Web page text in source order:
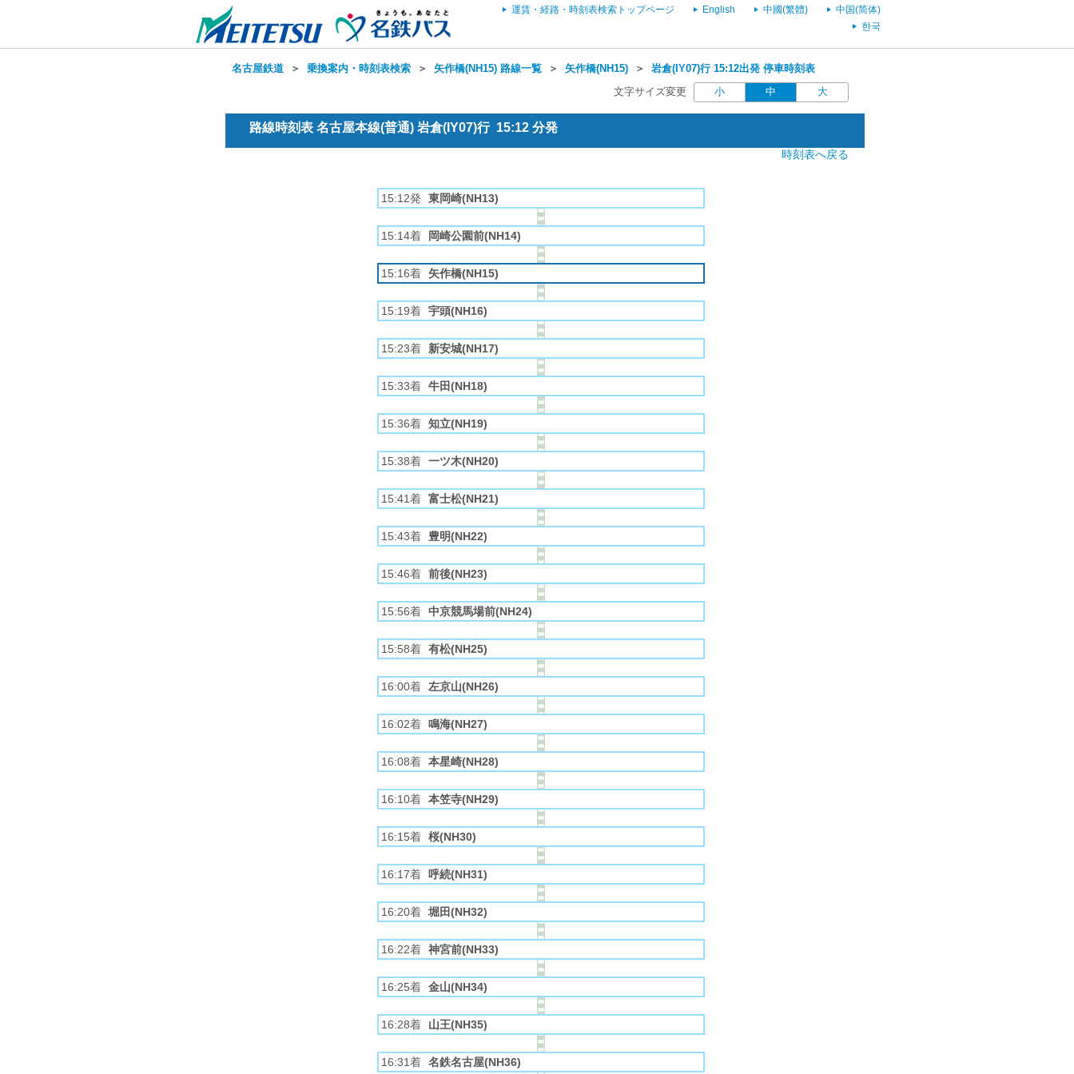
運賃・経路・時刻表検索トップページ English 中國(繁體)
中国(简体)
한국
名古屋鉄道 ＞ 乗換案内・時刻表検索 ＞ 矢作橋(NH15) 路線一覧 ＞ 矢作橋(NH15) ＞ 岩倉(IY07)行 15:12出発 停車時刻表
文字サイズ変更 小 中 大
路線時刻表 名古屋本線(普通) 岩倉(IY07)行 15:12 分発
時刻表へ戻る
15:12発 東岡崎(NH13)
15:14着 岡崎公園前(NH14)
15:16着 矢作橋(NH15)
15:19着 宇頭(NH16)
15:23着 新安城(NH17)
15:33着 牛田(NH18)
15:36着 知立(NH19)
15:38着 一ツ木(NH20)
15:41着 富士松(NH21)
15:43着 豊明(NH22)
15:46着 前後(NH23)
15:56着 中京競馬場前(NH24)
15:58着 有松(NH25)
16:00着 左京山(NH26)
16:02着 鳴海(NH27)
16:08着 本星崎(NH28)
16:10着 本笠寺(NH29)
16:15着 桜(NH30)
16:17着 呼続(NH31)
16:20着 堀田(NH32)
16:22着 神宮前(NH33)
16:25着 金山(NH34)
16:28着 山王(NH35)
16:31着 名鉄名古屋(NH36)